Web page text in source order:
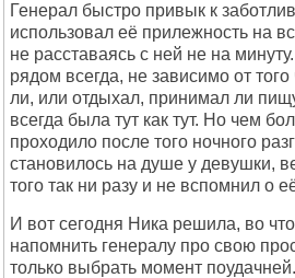
Генерал быстро привык к
использовал её прилежность на
не расставаясь с ней не на
рядом всегда, не зависимо от
ли, или отдыхал, принимал ли
всегда была тут как тут. Но чем
проходило после того ночного
становилось на душе у девушки,
того так ни разу и не вспомнил о
И вот сегодня Ника решила, во
напомнить генералу про свою
только выбрать момент